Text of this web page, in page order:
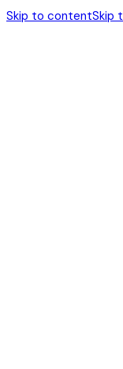
Skip to contentSkip